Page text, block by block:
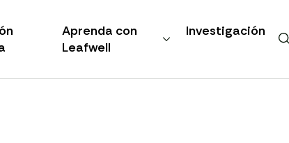
Aprenda con
Leafwell
Investigación